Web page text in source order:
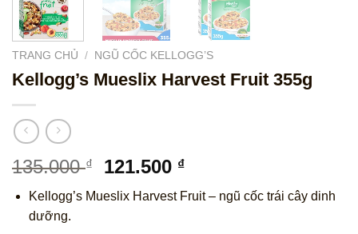
TRANG CHỦ / NGŨ CỐC KELLOGG’S
Kellogg’s Mueslix Harvest Fruit 355g
135.000₫
Giá
là:
121.500 ₫Giá
tại
Kellogg’s Mueslix Harvest Fruit – ngũ cốc trái cây dinh
dưỡng.